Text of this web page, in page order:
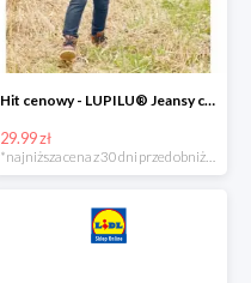
Hit cenowy - LUPILU® Jeansy chłopięce slim fit
29.99 zł